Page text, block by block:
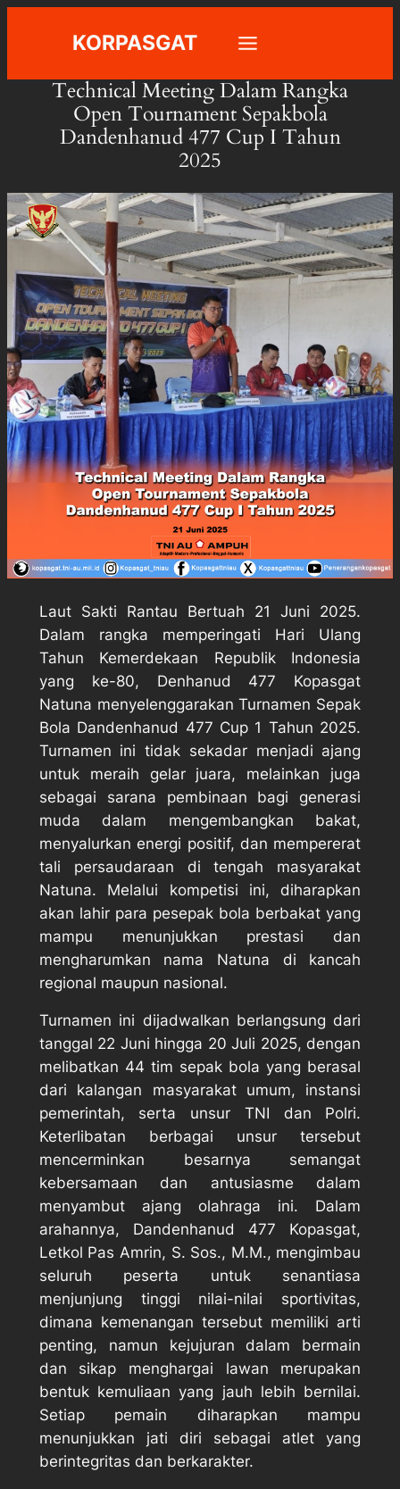
KORPASGAT
Technical Meeting Dalam Rangka
Open Tournament Sepakbola
Dandenhanud 477 Cup I Tahun
2025
Laut Sakti Rantau Bertuah 21 Juni 2025.
Dalam rangka memperingati Hari Ulang
Tahun Kemerdekaan Republik Indonesia
yang ke-80, Denhanud 477 Kopasgat
Natuna menyelenggarakan Turnamen Sepak
Bola Dandenhanud 477 Cup 1 Tahun 2025.
Turnamen ini tidak sekadar menjadi ajang
untuk meraih gelar juara, melainkan juga
sebagai sarana pembinaan bagi generasi
muda dalam mengembangkan bakat,
menyalurkan energi positif, dan mempererat
tali persaudaraan di tengah masyarakat
Natuna. Melalui kompetisi ini, diharapkan
akan lahir para pesepak bola berbakat yang
mampu menunjukkan prestasi dan
mengharumkan nama Natuna di kancah
regional maupun nasional.
Turnamen ini dijadwalkan berlangsung dari
tanggal 22 Juni hingga 20 Juli 2025, dengan
melibatkan 44 tim sepak bola yang berasal
dari kalangan masyarakat umum, instansi
pemerintah, serta unsur TNI dan Polri.
Keterlibatan berbagai unsur tersebut
mencerminkan besarnya semangat
kebersamaan dan antusiasme dalam
menyambut ajang olahraga ini. Dalam
arahannya, Dandenhanud 477 Kopasgat,
Letkol Pas Amrin, S. Sos., M.M., mengimbau
seluruh peserta untuk senantiasa
menjunjung tinggi nilai-nilai sportivitas,
dimana kemenangan tersebut memiliki arti
penting, namun kejujuran dalam bermain
dan sikap menghargai lawan merupakan
bentuk kemuliaan yang jauh lebih bernilai.
Setiap pemain diharapkan mampu
menunjukkan jati diri sebagai atlet yang
berintegritas dan berkarakter.